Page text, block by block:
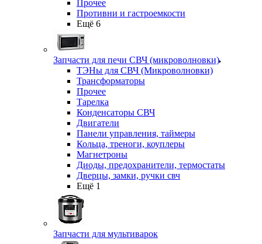
Прочее
Противни и гастроемкости
Ещё 6
Запчасти для печи СВЧ (микроволновки)
ТЭНы для СВЧ (Микроволновки)
Трансформаторы
Прочее
Тарелка
Конденсаторы СВЧ
Двигатели
Панели управления, таймеры
Кольца, треноги, коуплеры
Магнетроны
Диоды, предохранители, термостаты
Дверцы, замки, ручки свч
Ещё 1
Запчасти для мультиварок